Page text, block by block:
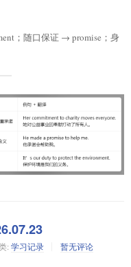
；随口保证 → promise；身
: 学习记录 暂无评论